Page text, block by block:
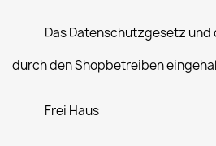
Das Datenschutzgesetz und
durch den Shopbetreiben
Frei Haus